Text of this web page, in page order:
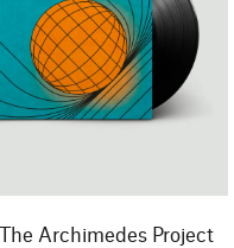
Archimedes Project